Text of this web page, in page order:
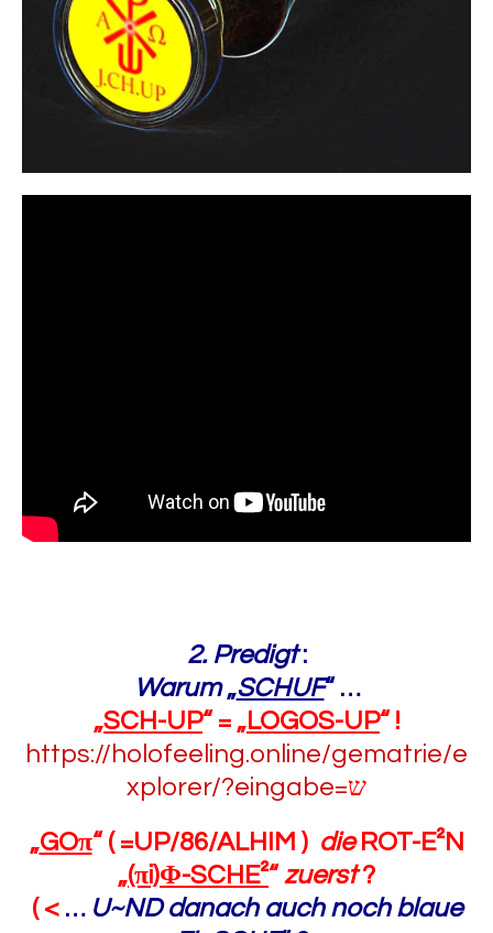
2. Predigt:
Warum„SCHUF“ …
„SCH-UP“ = „LOGOS-UP“ !
https://holofeeling.online/gematrie/e
xplorer/?eingabe=ש
„GOπ“ ( =UP/86/ALHIM ) dieROT-E²N
„(πi)Φ-SCHE²“ zuerst?
( < … U~ND danach auch noch blaue